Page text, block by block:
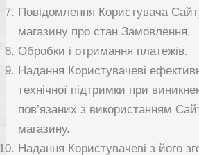
Повідомлення Користувача
магазину про стан Замовлення.
Обробки і отримання платежів.
Надання Користувачеві
технічної підтримки при
пов’язаних з використанням
магазину.
Надання Користувачеві з його